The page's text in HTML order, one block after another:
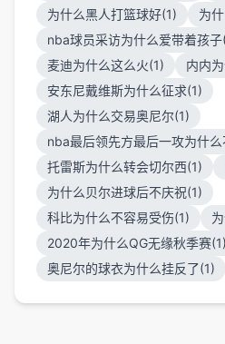
为什么黑人打篮球好(1)
为
nba球员采访为什么爱带着孩子
麦迪为什么这么火(1)
内内
安东尼戴维斯为什么征求(1)
湖人为什么交易奥尼尔(1)
nba最后领先方最后一攻为什么
托雷斯为什么转会切尔西(1)
为什么贝尔进球后不庆祝(1)
科比为什么不容易受伤(1)
2020年为什么QG无缘秋季赛(1)
奥尼尔的球衣为什么挂反了(1)